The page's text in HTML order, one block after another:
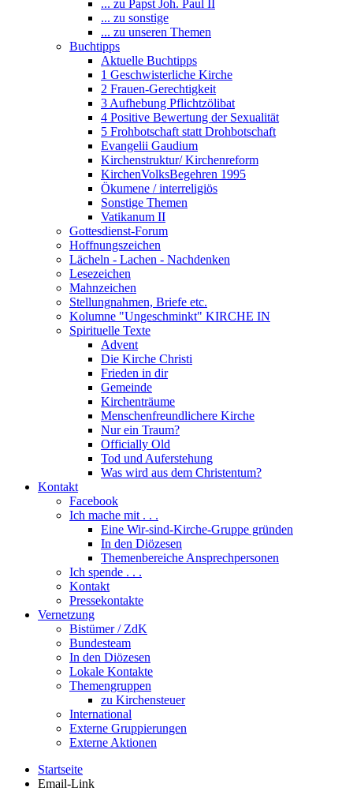
... zu Papst Joh. Paul II
... zu sonstige
... zu unseren Themen
Buchtipps
Aktuelle Buchtipps
1 Geschwisterliche Kirche
2 Frauen-Gerechtigkeit
3 Aufhebung Pflichtzölibat
4 Positive Bewertung der Sexualität
5 Frohbotschaft statt Drohbotschaft
Evangelii Gaudium
Kirchenstruktur/ Kirchenreform
KirchenVolksBegehren 1995
Ökumene / interreligiös
Sonstige Themen
Vatikanum II
Gottesdienst-Forum
Hoffnungszeichen
Lächeln - Lachen - Nachdenken
Lesezeichen
Mahnzeichen
Stellungnahmen, Briefe etc.
Kolumne "Ungeschminkt" KIRCHE IN
Spirituelle Texte
Advent
Die Kirche Christi
Frieden in dir
Gemeinde
Kirchenträume
Menschenfreundlichere Kirche
Nur ein Traum?
Officially Old
Tod und Auferstehung
Was wird aus dem Christentum?
Kontakt
Facebook
Ich mache mit . . .
Eine Wir-sind-Kirche-Gruppe gründen
In den Diözesen
Themenbereiche Ansprechpersonen
Ich spende . . .
Kontakt
Pressekontakte
Vernetzung
Bistümer / ZdK
Bundesteam
In den Diözesen
Lokale Kontakte
Themengruppen
zu Kirchensteuer
International
Externe Gruppierungen
Externe Aktionen
Startseite
Email-Link